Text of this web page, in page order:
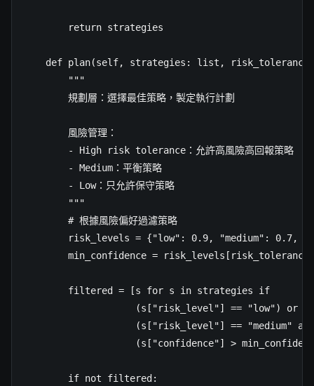
        return strategies
def plan(self, strategies: list,
        """
        規劃層：選擇最佳策略，製定執行計劃
        風險管理：
        - High risk tolerance：允許高風險高回報策略
        - Medium：平衡策略
        - Low：只允許保守策略
        """
        # 根據風險偏好過濾策略
risk_levels = {"low": 0.9, "medium": 0.7,
        min_confidence = risk_levels[risk_tolerance]
        filtered = [s for s in strategies if
                    (s["risk_level"] == "low") or
(s["risk_level"] == "medium"
(s["confidence"] >
        if not filtered: